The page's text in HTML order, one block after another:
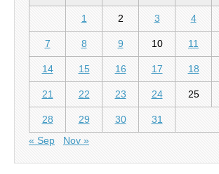
1 2 3 4
7 8 9 10 11
14 15 16 17 18
21 22 23 24 25
28 29 30
31
« Sep
Nov »